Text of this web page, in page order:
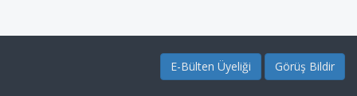
E-Bülten Üyeliği Görüş Bildir